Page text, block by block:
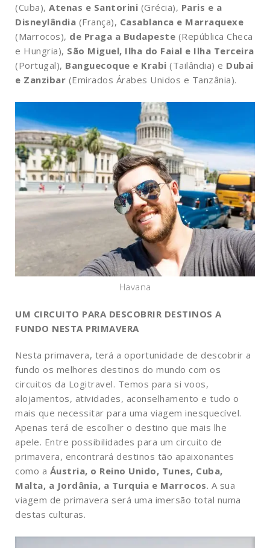
(Cuba), Atenas e Santorini (Grécia), Paris e a
Disneylândia (França), Casablanca e Marraquexe
(Marrocos), de Praga a Budapeste (República Checa
e Hungria), São Miguel, Ilha do Faial e Ilha Terceira
(Portugal), Banguecoque e Krabi (Tailândia) e Dubai
e Zanzibar (Emirados Árabes Unidos e Tanzânia).
Havana
UM CIRCUITO PARA DESCOBRIR DESTINOS A
FUNDO NESTA PRIMAVERA
Nesta primavera, terá a oportunidade de descobrir a
fundo os melhores destinos do mundo com os
circuitos da Logitravel. Temos para si voos,
alojamentos, atividades, aconselhamento e tudo o
mais que necessitar para uma viagem inesquecível.
Apenas terá de escolher o destino que mais lhe
apele. Entre possibilidades para um circuito de
primavera, encontrará destinos tão apaixonantes
como a Áustria, o Reino Unido, Tunes, Cuba,
Malta, a Jordânia, a Turquia e Marrocos. A sua
viagem de primavera será uma imersão total numa
destas culturas.